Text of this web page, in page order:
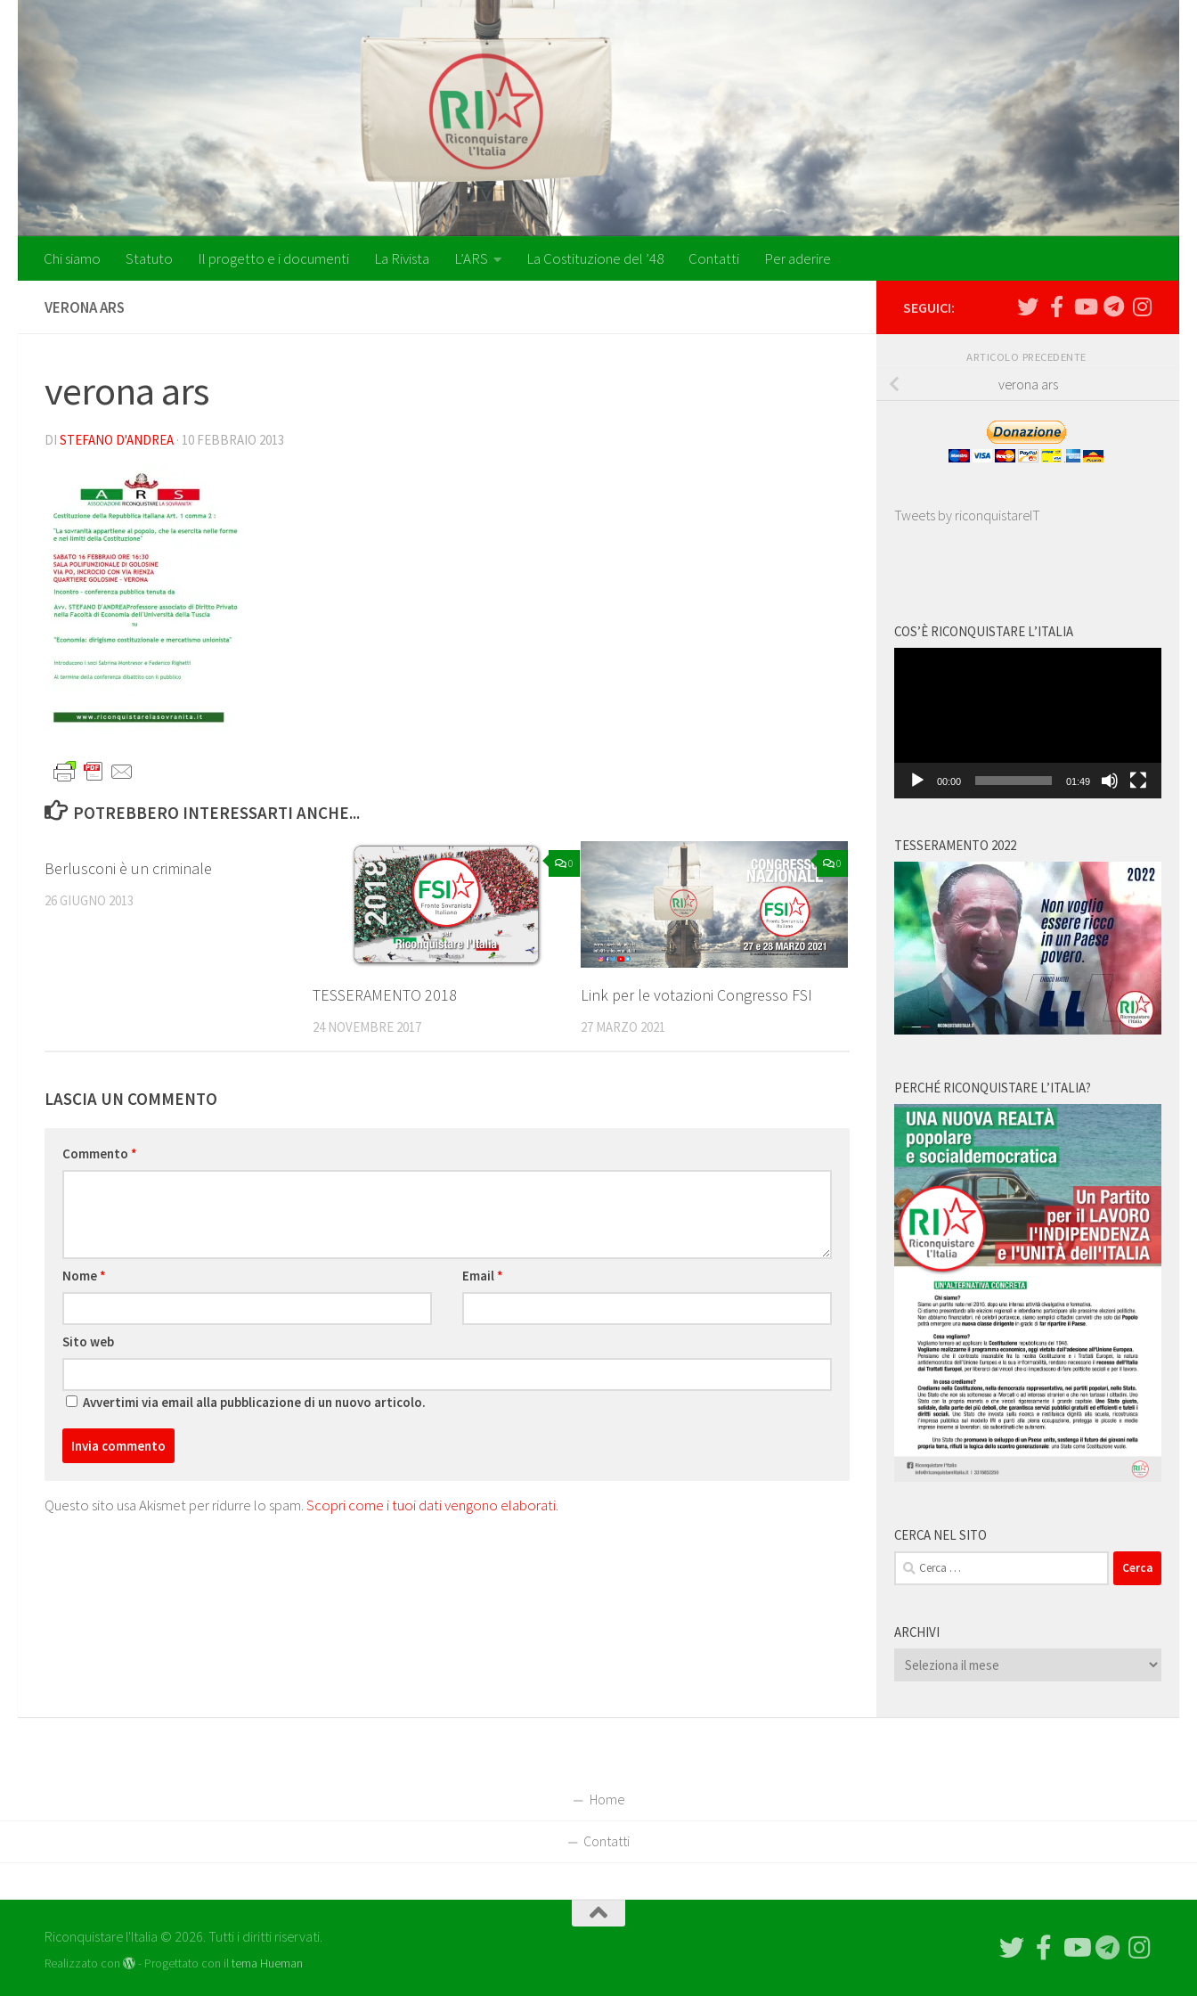
Salta al contenuto
Chi siamo Statuto Il progetto e i documenti La Rivista L’ARS La Costituzione del ’48 Contatti Per aderire
VERONA ARS
verona ars
DI STEFANO D'ANDREA · 10 FEBBRAIO 2013
POTREBBERO INTERESSARTI ANCHE...
Berlusconi è un criminale
26 GIUGNO 2013
0
TESSERAMENTO 2018
24 NOVEMBRE 2017
0
Link per le votazioni Congresso FSI
27 MARZO 2021
LASCIA UN COMMENTO
Commento *
Nome* Email*
Sito web
Avvertimi via email alla pubblicazione di un nuovo articolo.
Questo sito usa Akismet per ridurre lo spam.Scopri come i tuoi dati vengono elaborati.
SEGUICI:
ARTICOLO PRECEDENTE
verona ars
Tweets by riconquistareIT
COS’È RICONQUISTARE L’ITALIA
00:00 01:49
TESSERAMENTO 2022
PERCHÉ RICONQUISTARE L’ITALIA?
CERCA NEL SITO
Ricerca
per:
ARCHIVI
Archivi
Home
Contatti
Riconquistare l'Italia © 2026. Tutti i diritti riservati.
Realizzato con - Progettato con iltema Hueman